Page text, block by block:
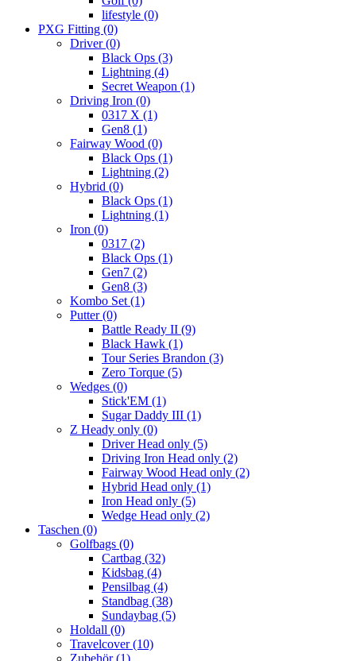
lifestyle (0)
PXG Fitting (0)
Driver(0)
Black Ops (3)
Lightning (4)
Secret Weapon (1)
Driving Iron (0)
0317 X (1)
Gen8 (1)
Fairway Wood (0)
Black Ops (1)
Lightning (2)
Hybrid (0)
Black Ops (1)
Lightning (1)
Iron (0)
0317 (2)
Black Ops (1)
Gen7 (2)
Gen8 (3)
Kombo Set (1)
Putter(0)
Battle Ready II (9)
Black Hawk (1)
Tour Series Brandon (3)
Zero Torque (5)
Wedges (0)
Stick'EM (1)
Sugar Daddy III (1)
Z Heady only (0)
Driver Head only (5)
Driving Iron Head only (2)
Fairway Wood Head only (2)
Hybrid Head only (1)
Iron Head only (5)
Wedge Head only (2)
Taschen (0)
Golfbags (0)
Cartbag (32)
Kidsbag (4)
Pensilbag (4)
Standbag (38)
Sundaybag (5)
Holdall (0)
Travelcover(10)